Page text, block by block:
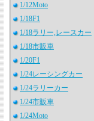
1/12Moto
1/18F1
1/18ラリー,レースカー
1/18市販車
1/20F1
1/24レーシングカー
1/24ラリーカー
1/24市販車
1/24Moto